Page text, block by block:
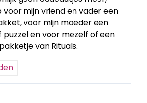
voor mijn vriend en vader een
voor mijn moeder een
puzzel en voor mezelf of een
van Rituals.